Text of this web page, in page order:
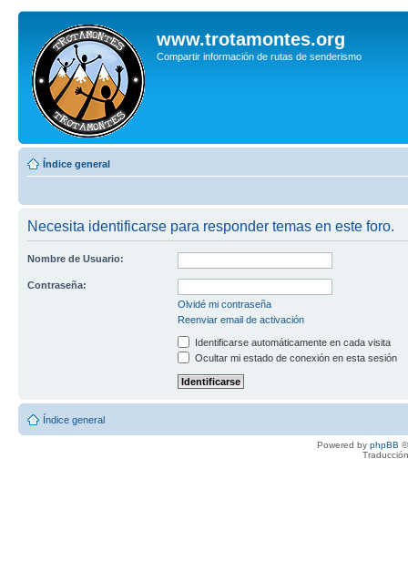
www.trotamontes.org
Compartir información de rutas de senderismo
Índice general
Necesita identificarse para responder temas en este foro.
Nombre de Usuario:
Contraseña:
Olvidé mi contraseña
Reenviar email de activación
Identificarse automáticamente en cada visita
Ocultar mi estado de conexión en esta sesión
Índice general
Powered by phpBB